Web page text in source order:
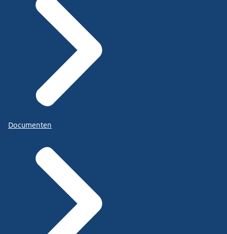
Documenten